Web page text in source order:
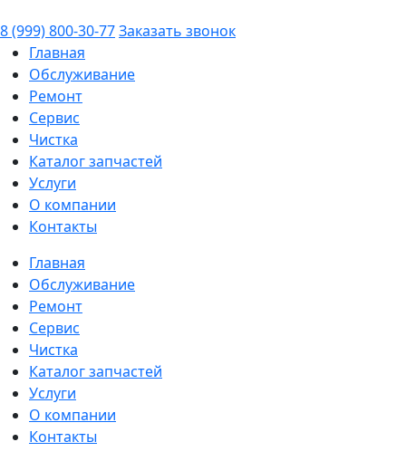
8 (999) 800-30-77Заказать звонок
Главная
Обслуживание
Ремонт
Сервис
Чистка
Каталог запчастей
Услуги
О компании
Контакты
Главная
Обслуживание
Ремонт
Сервис
Чистка
Каталог запчастей
Услуги
О компании
Контакты